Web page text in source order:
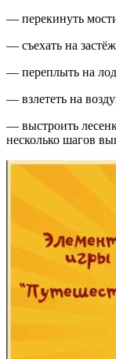
— перекинуть
— съехать на
— переплыть на
— взлететь на
— выстроить
несколько шагов